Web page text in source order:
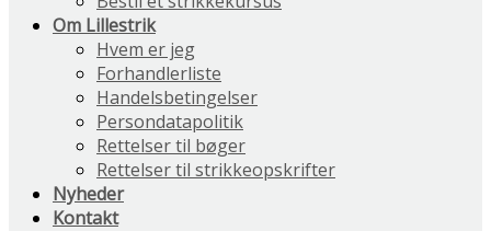
Om Lillestrik
Hvem er jeg
Forhandlerliste
Handelsbetingelser
Persondatapolitik
Rettelser til bøger
Rettelser til strikkeopskrifter
Nyheder
Kontakt